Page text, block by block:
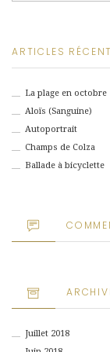
ARTICLES
La plage en octobre
Aloïs (Sanguine)
Autoportrait
Champs de Colza
Ballade à bicyclette
Juillet 2018